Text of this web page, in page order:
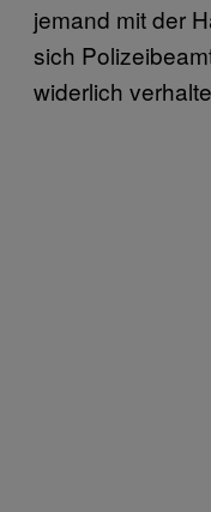
jemand mit der
sich
widerlich